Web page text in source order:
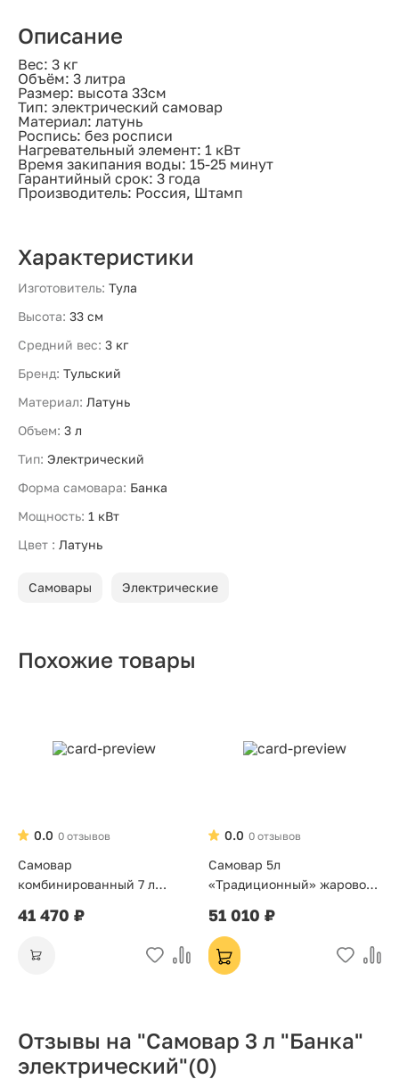
Описание
Вес: 3 кг
Объём: 3 литра
Размер: высота 33см
Тип: электрический самовар
Материал: латунь
Роспись: без росписи
Нагревательный элемент: 1 кВт
Время закипания воды: 15-25 минут
Гарантийный срок: 3 года
Производитель: Россия, Штамп
Характеристики
Изготовитель: Тула
Высота: 33 см
Средний вес: 3 кг
Бренд: Тульский
Материал: Латунь
Объем: 3 л
Тип: Электрический
Форма самовара: Банка
Мощность: 1 кВт
Цвет : Латунь
Самовары Электрические
Похожие товары
0 отзывов
0.0
Самовар
комбинированный 7 л
41 470 ₽
0 отзывов
0.0
Самовар 5л
«Традиционный» жаровой
51 010 ₽
Отзывы на "Самовар 3 л "Банка"
электрический"(0)